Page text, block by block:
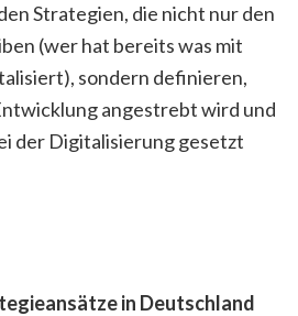
Strategien, die nicht nur den
(wer hat bereits was mit
sondern definieren,
angestrebt wird und
der Digitalisierung gesetzt
in Deutschland